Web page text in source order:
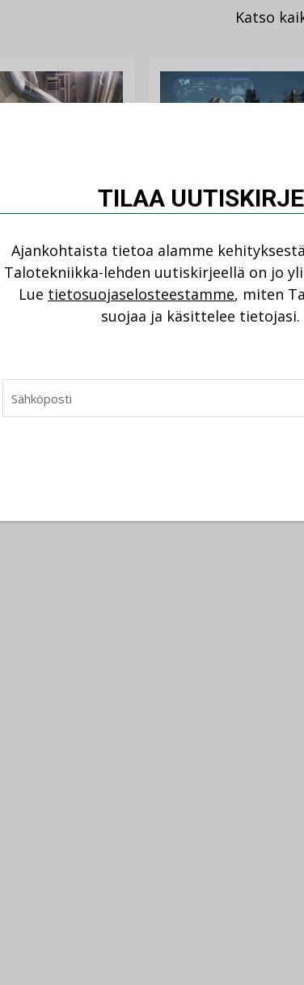
Katso
eristys
lämpöhäviöitä
05.08.2026
Sähköistyminen
kasvaa voimakkaasti:
”Tulevat kilpailuedut
syntyvät, kun erilliset
teknologiat tuodaan
TILAA UUTISKIRJE
Ajankohtaista tietoa alamme
Talotekniikka-lehden uutiskirjeellä on jo
Lue tietosuojaselosteestamme, miten
suojaa ja käsittelee tietojasi.